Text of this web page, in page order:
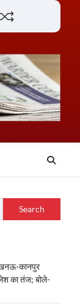
Search
कानपुर
का तंज; बोले-